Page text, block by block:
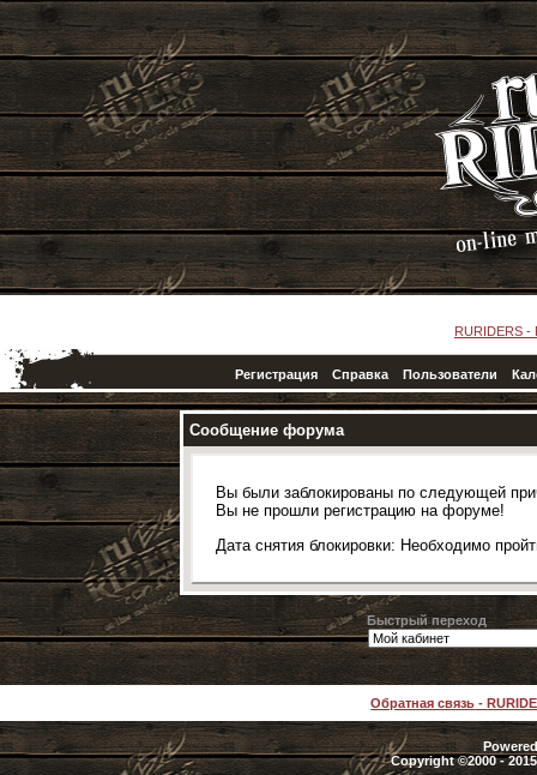
RURIDERS -
Регистрация Справка Пользователи
Сообщение форума
Вы были заблокированы по следующей
Вы не прошли регистрацию на форуме!
Дата снятия блокировки: Необходимо
Быстрый переход
Обратная связь -
Copyright ©2000 -